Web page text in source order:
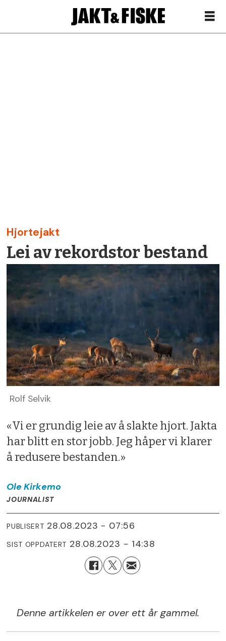
Hjortejakt
Lei av rekordstor bestand
Rolf Selvik
«Vi er grundig leie av å slakte hjort. Jakta
har blitt en stor jobb. Jeg håper vi klarer
å redusere bestanden.»
OleKirkemo
JOURNALIST
PUBLISERT 28.08.2023 - 07:56
SIST OPPDATERT 28.08.2023 - 14:38
Denne artikkelen er over ett år gammel.